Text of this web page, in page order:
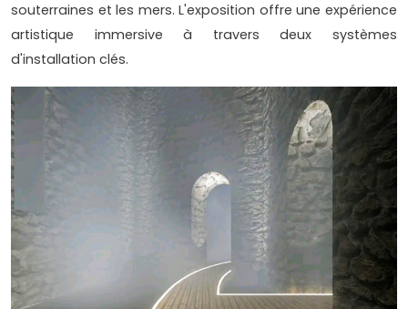
souterraines et les mers. L'exposition offre une expérience
artistique immersive à travers deux systèmes
d'installation clés.